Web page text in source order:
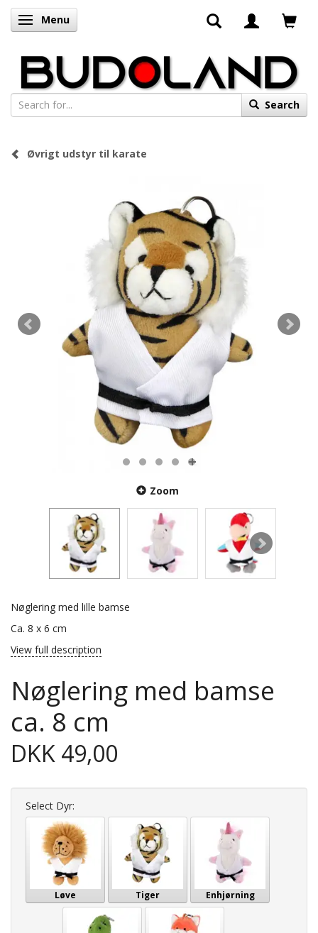
Toggle navigation
Menu
Search
Øvrigt udstyr til karate
Zoom
Nøglering med lille bamse
Ca. 8 x 6 cm
View full description
Nøglering med bamse
ca. 8 cm
DKK 49,00
Select Dyr:
Løve Tiger Enhjørning